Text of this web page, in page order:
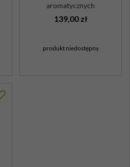
aromatycznych
139,00 zł
produkt niedostępny